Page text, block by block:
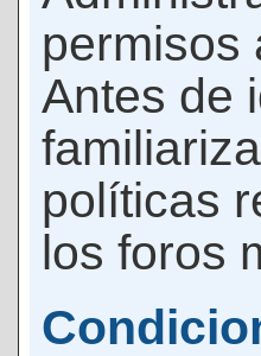
permisos
Antes de
políticas
los foros